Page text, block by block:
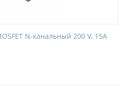
N-канальный 200 V, 15A